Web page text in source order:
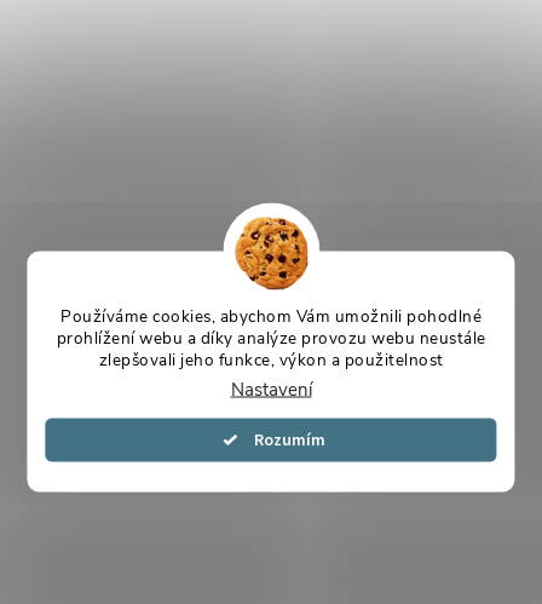
Používáme cookies, abychom Vám umožnili pohodlné
prohlížení webu a díky analýze provozu webu neustále
zlepšovali jeho funkce, výkon a použitelnost
Nastavení
Souhlasím